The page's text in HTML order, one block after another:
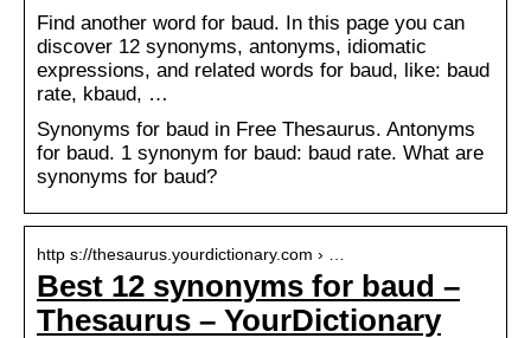
Find another word for baud. In this page you can
discover 12 synonyms, antonyms, idiomatic
expressions, and related words for baud, like: baud
rate, kbaud, …
Synonyms for baud in Free Thesaurus. Antonyms
for baud. 1 synonym for baud: baud rate. What are
synonyms for baud?
http s://thesaurus.yourdictionary.com › …
Best 12 synonyms for baud –
Thesaurus – YourDictionary